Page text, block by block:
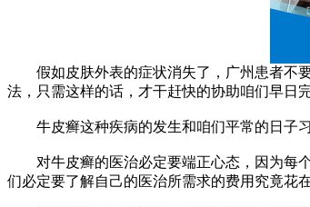
假如皮肤外表的症状消失了，广州患者不要
法，只需这样的话，才干赶快的协助咱们早日
牛皮癣这种疾病的发生和咱们平常的日子习
对牛皮癣的医治必定要端正心态，因为每个
们必定要了解自己的医治所需求的费用究竟花